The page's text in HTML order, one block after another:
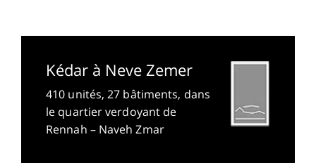
Kédar à Neve Zemer
410 unités, 27 bâtiments, dans
le quartier verdoyant de
Rennah – Naveh Zmar